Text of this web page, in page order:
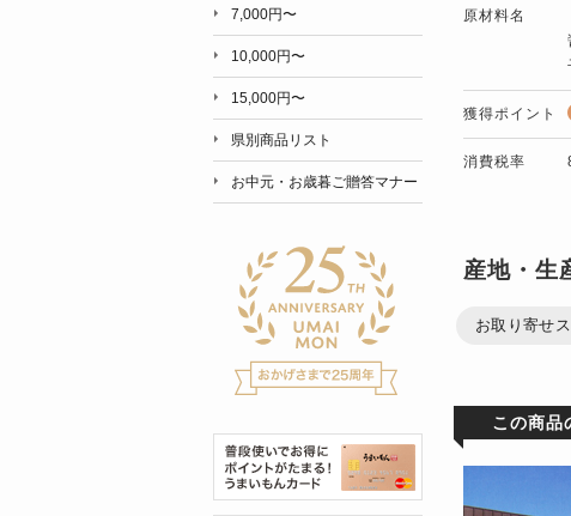
原材料名
獲得ポイント
消費税率
産地・生
お取り寄せ
この商品
7,000円〜
10,000円〜
15,000円〜
県別商品リスト
お中元・お歳暮ご贈答マナー